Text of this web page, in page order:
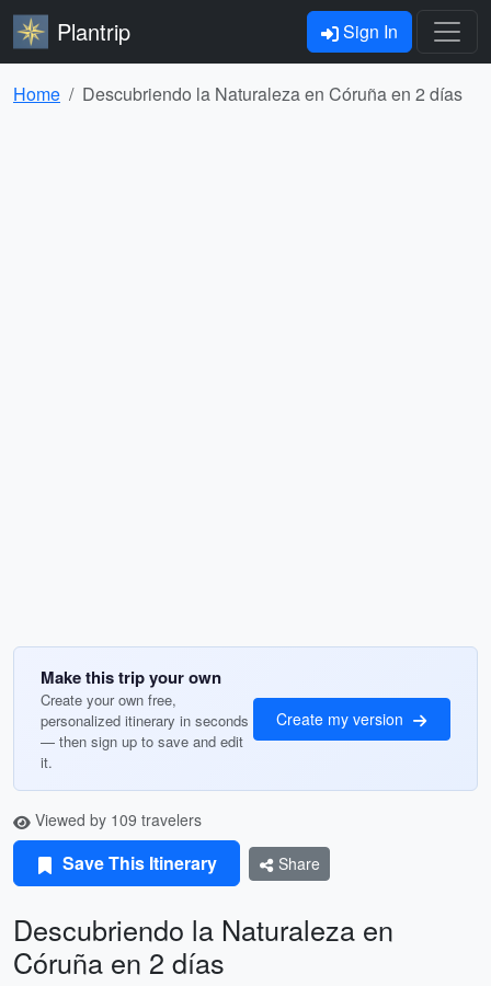
Plantrip Sign In
Home Descubriendo la Naturaleza en Córuña en 2 días
Make this trip your own
Create your own free,
personalized itinerary in seconds
— then sign up to save and edit
it.
Create my version
Viewed by 109 travelers
Save This Itinerary Share
Descubriendo la Naturaleza en
Córuña en 2 días